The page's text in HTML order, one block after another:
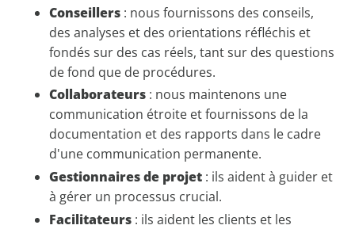
Conseillers : nous fournissons des conseils,
des analyses et des orientations réfléchis et
fondés sur des cas réels, tant sur des questions
de fond que de procédures.
Collaborateurs : nous maintenons une
communication étroite et fournissons de la
documentation et des rapports dans le cadre
d'une communication permanente.
Gestionnaires de projet : ils aident à guider et
à gérer un processus crucial.
Facilitateurs : ils aident les clients et les